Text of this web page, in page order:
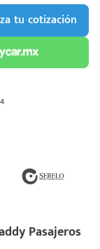
Pasajeros
tu cotización